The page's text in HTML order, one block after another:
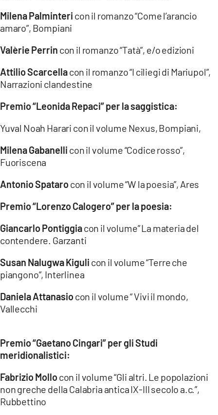
Milena Palminteri con il romanzo “Come l’arancio
amaro”, Bompiani
Valèrie Perrin con il romanzo “Tatà”, e/o edizioni
Attilio Scarcellacon il romanzo “I ciliegi di Mariupol”,
Narrazioni clandestine
Premio “Leonida Repaci” per la saggistica:
Yuval Noah Harari con il volume Nexus, Bompiani,
Milena Gabanelli con il volume “Codice rosso”,
Fuoriscena
Antonio Spatarocon il volume “W la poesia”, Ares
Premio “Lorenzo Calogero” per la poesia:
Giancarlo Pontiggiacon il volume” La materia del
contendere. Garzanti
Susan Nalugwa Kiguli con il volume “Terre che
piangono”, Interlinea
Daniela Attanasiocon il volume “ Vivi il mondo,
Vallecchi
Premio “Gaetano Cingari” per gli Studi
meridionalistici:
Fabrizio Mollocon il volume “Gli altri. Le popolazioni
non greche della Calabria antica IX-III secolo a.c.”,
Rubbettino